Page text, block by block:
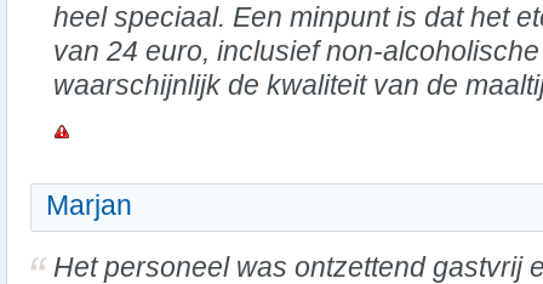
heel speciaal. Een minpunt is dat het
van 24 euro, inclusief non-
waarschijnlijk de kwaliteit van de
Marjan
Het personeel was ontzettend gastvrij